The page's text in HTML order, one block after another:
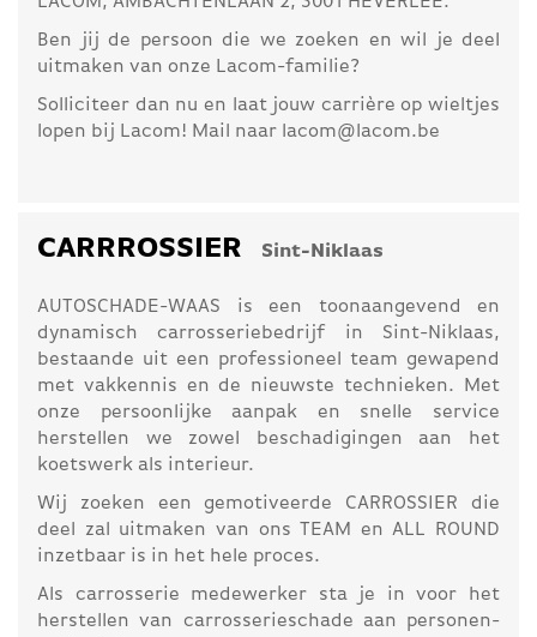
Ben jij de persoon die we zoeken en wil je deel
uitmaken van onze Lacom-familie?
Solliciteer dan nu en laat jouw carrière op wieltjes
lopen bij Lacom! Mail naar lacom@lacom.be
CARRROSSIER Sint-Niklaas
AUTOSCHADE-WAAS is een toonaangevend en
dynamisch carrosseriebedrijf in Sint-Niklaas,
bestaande uit een professioneel team gewapend
met vakkennis en de nieuwste technieken. Met
onze persoonlijke aanpak en snelle service
herstellen we zowel beschadigingen aan het
koetswerk als interieur.
Wij zoeken een gemotiveerde CARROSSIER die
deel zal uitmaken van ons TEAM en ALL ROUND
inzetbaar is in het hele proces.
Als carrosserie medewerker sta je in voor het
herstellen van carrosserieschade aan personen-